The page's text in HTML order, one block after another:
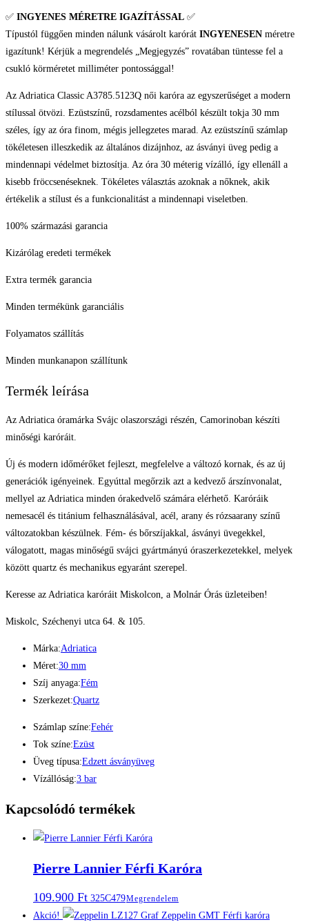
✅ INGYENES MÉRETRE IGAZÍTÁSSAL ✅
Típustól függően minden nálunk vásárolt karórát INGYENESEN méretre
igazítunk! Kérjük a megrendelés „Megjegyzés” rovatában tüntesse fel a
csukló körméretet milliméter pontossággal!
Az Adriatica Classic A3785.5123Q női karóra az egyszerűséget a modern
stílussal ötvözi. Ezüstszínű, rozsdamentes acélból készült tokja 30 mm
széles, így az óra finom, mégis jellegzetes marad. Az ezüstszínű számlap
tökéletesen illeszkedik az általános dizájnhoz, az ásványi üveg pedig a
mindennapi védelmet biztosítja. Az óra 30 méterig vízálló, így ellenáll a
kisebb fröccsenéseknek. Tökéletes választás azoknak a nőknek, akik
értékelik a stílust és a funkcionalitást a mindennapi viseletben.
100% származási garancia
Kizárólag eredeti termékek
Extra termék garancia
Minden termékünk garanciális
Folyamatos szállítás
Minden munkanapon szállítunk
Termék leírása
Az Adriatica óramárka Svájc olaszországi részén, Camorinoban készíti
minőségi karóráit.
Új és modern időmérőket fejleszt, megfelelve a változó kornak, és az új
generációk igényeinek. Egyúttal megőrzik azt a kedvező árszínvonalat,
mellyel az Adriatica minden órakedvelő számára elérhető. Karóráik
nemesacél és titánium felhasználásával, acél, arany és rózsaarany színű
változatokban készülnek. Fém- és bőrszíjakkal, ásványi üvegekkel,
válogatott, magas minőségű svájci gyártmányú óraszerkezetekkel, melyek
között quartz és mechanikus egyaránt szerepel.
Keresse az Adriatica karóráit Miskolcon, a Molnár Órás üzleteiben!
Miskolc, Széchenyi utca 64. & 105.
Márka:Adriatica
Méret:30 mm
Szíj anyaga:Fém
Szerkezet:Quartz
Számlap színe:Fehér
Tok színe:Ezüst
Üveg típusa:Edzett ásványüveg
Vízállóság:3 bar
Kapcsolódó termékek
Pierre Lannier Férfi Karóra
109.900 Ft 325C479Megrendelem
Akció!